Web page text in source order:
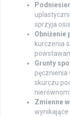
sprzyja
Obniżenie
kurczenia
Grunty
pęcznienia
skurczu
Zmienne